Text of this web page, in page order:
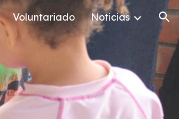
Voluntariado Noticias